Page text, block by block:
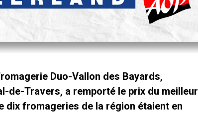
Duo-Vallon des Bayards,
de-Travers, a remporté le prix du meilleur
dix fromageries de la région étaient en